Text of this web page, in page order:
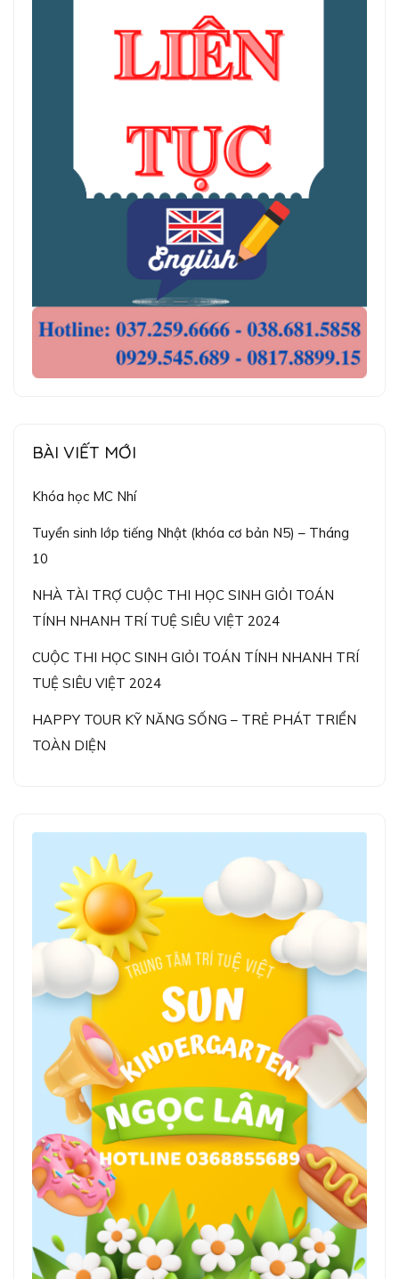
BÀI VIẾT MỚI
Khóa học MC Nhí
Tuyển sinh lớp tiếng Nhật (khóa cơ bản N5) – Tháng
10
NHÀ TÀI TRỢ CUỘC THI HỌC SINH GIỎI TOÁN
TÍNH NHANH TRÍ TUỆ SIÊU VIỆT 2024
CUỘC THI HỌC SINH GIỎI TOÁN TÍNH NHANH TRÍ
TUỆ SIÊU VIỆT 2024
HAPPY TOUR KỸ NĂNG SỐNG – TRẺ PHÁT TRIỂN
TOÀN DIỆN